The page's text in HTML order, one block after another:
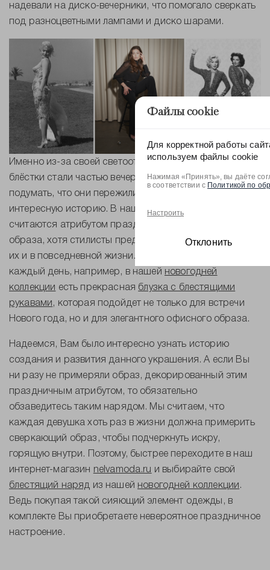
надевали на диско-вечерники, что помогало сверкать
под разноцветными лампами и диско шарами.
Именно из-за своей светоотражающей способности
блёстки стали частью вечерних нарядов, и кто бы мог
подумать, что они пережили такую долгую и
интересную историю. В наши дни пайетки всё ещё
считаются атрибутом праздничного или светского
образа, хотя стилисты предлагают не бояться носить
их и в повседневной жизни. Почему бы не блистать
каждый день, например, в нашей новогодней
коллекции есть прекрасная блузка с блестящими
рукавами , которая подойдет не только для встречи
Нового года, но и для элегантного офисного образа.
Надеемся, Вам было интересно узнать историю
создания и развития данного украшения. А если Вы
ни разу не примеряли образ, декорированный этим
праздничным атрибутом, то обязательно
обзаведитесь таким нарядом. Мы считаем, что
каждая девушка хоть раз в жизни должна примерить
сверкающий образ, чтобы подчеркнуть искру,
горящую внутри. Поэтому, быстрее переходите в наш
интернет-магазин nelvamoda.ru и выбирайте свой
блестящий наряд из нашей новогодней коллекции .
Ведь покупая такой сияющий элемент одежды, в
комплекте Вы приобретаете невероятное праздничное
настроение.
Файлы cookie
Для корректной работы
используем файлы cookie
Нажимая «Принять», вы даёте
в соответствии с Политикой по
Настроить
Отклонить